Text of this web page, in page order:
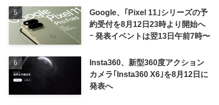
Google、｢Pixel 11｣シリーズの予
約受付を8月12日23時より開始へ
ｰ 発表イベントは翌13日午前7時〜
Insta360、新型360度アクション
カメラ｢Insta360 X6｣を8月12日に
発表へ